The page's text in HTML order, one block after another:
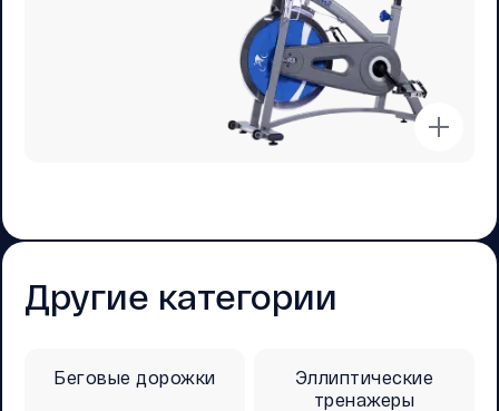
Другие категории
Беговые дорожки
Эллиптические
тренажеры